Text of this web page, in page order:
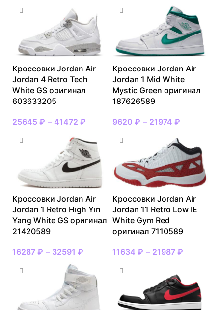
Кроссовки Jordan Air
Jordan 4 Retro Tech
White GS оригинал
603633205
25645 ₽ – 41472 ₽
Кроссовки Jordan Air
Jordan 1 Mid White
Mystic Green оригинал
187626589
9620 ₽ – 21974 ₽
Кроссовки Jordan Air
Jordan 1 Retro High Yin
Yang White GS оригинал
21420589
16287 ₽ – 32591 ₽
Кроссовки Jordan Air
Jordan 11 Retro Low IE
White Gym Red
оригинал 7110589
11634 ₽ – 21987 ₽